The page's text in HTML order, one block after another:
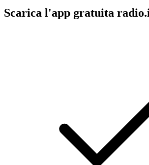
Scarica l'app gratuita